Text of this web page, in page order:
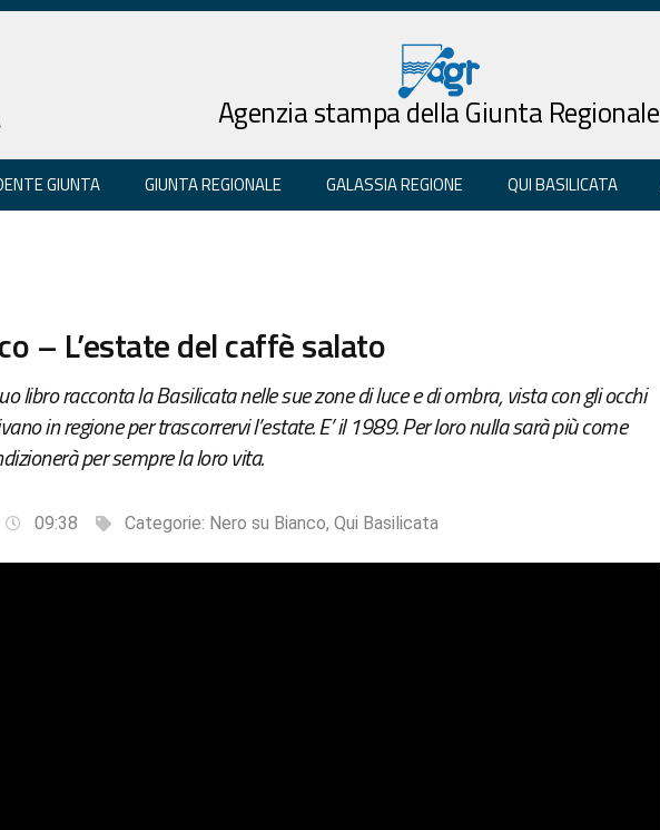
Agenzia stampa della Giunta Regionale
GIUNTA GIUNTA REGIONALE GALASSIA REGIONE QUI BASILICATA
– L’estate del caffè salato
libro racconta la Basilicata nelle sue zone di luce e di ombra, vista con gli occhi
in regione per trascorrervi l’estate. E’ il 1989. Per loro nulla sarà più come
per sempre la loro vita.
09:38 Categorie: Nero su Bianco, Qui Basilicata